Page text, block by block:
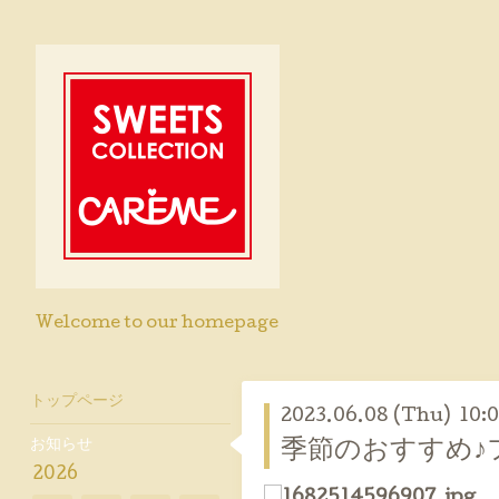
Welcome to our homepage
2023.06.08 (Thu)
季節のおすすめ♪
トップページ
お知らせ
2026